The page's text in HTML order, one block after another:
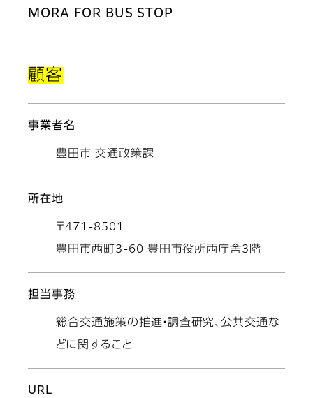
MORA FOR BUS STOP
顧客
事業者名
豊田市 交通政策課
所在地
〒471-8501
豊田市西町3-60 豊田市役所西庁舎3階
担当事務
総合交通施策の推進・調査研究、公共交通な
どに関すること
URL